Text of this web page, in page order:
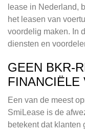
lease in Nederland,
het leasen van
voordelig maken. In
diensten en
GEEN BKR-
FINANCIËLE
Een van de meest
SmiLease is de
betekent dat klanten